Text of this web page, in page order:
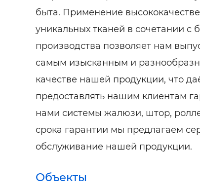
быта. Применение
уникальных тканей в сочетании
производства позволяет нам
самым изысканным и
качестве нашей продукции, что
предоставлять нашим клиентам
нами системы жалюзи, штор,
срока гарантии мы предлагаем
обслуживание нашей продукции.
Объекты